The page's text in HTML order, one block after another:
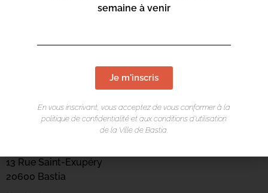
LIEU DE L'ÉVÉNEMENT
13 Rue Saint-Exupéry
20600 Bastia
semaine à venir
Je m'inscris
En vous inscrivant, vous acceptez de vous conformer à la
politique de confidentialité et aux conditions d’utilisation
de la Ville de Bastia.